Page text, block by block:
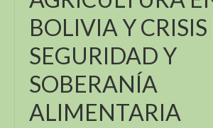
BOLIVIA Y
SEGURIDAD Y
SOBERANÍA
ALIMENTARIA